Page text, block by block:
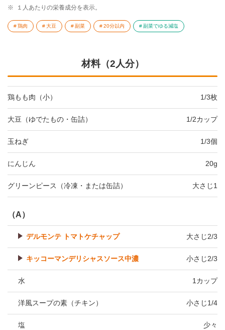
※ １人あたりの栄養成分を表示。
鶏肉 大豆 副菜 20分以内 副菜でゆる減塩
材料（2人分）
鶏もも肉（小） 1/3枚
大豆（ゆでたもの・缶詰） 1/2カップ
玉ねぎ 1/3個
にんじん 20g
グリーンピース（冷凍・または缶詰） 大さじ1
（A）
デルモンテ トマトケチャップ 大さじ2/3
キッコーマンデリシャスソース中濃 小さじ2/3
水 1カップ
洋風スープの素（チキン） 小さじ1/4
塩 少々